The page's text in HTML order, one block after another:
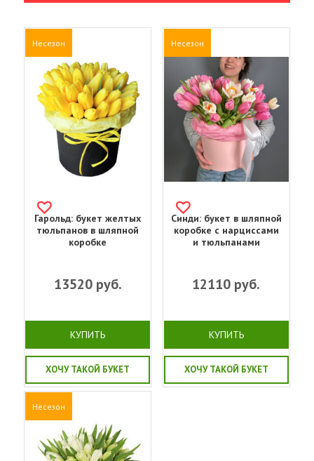
Несезон
Гарольд: букет желтых
тюльпанов в шляпной
коробке
13520руб.
КУПИТЬ
ХОЧУ ТАКОЙ БУКЕТ
Несезон
Синди: букет в шляпной
коробке с нарциссами
и тюльпанами
12110 руб.
КУПИТЬ
ХОЧУ ТАКОЙ БУКЕТ
Несезон